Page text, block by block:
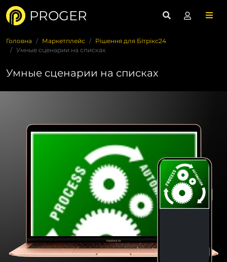
PROGER
Головна Маркетплейс
Рішення для Бітрікс24
Умные сценарии на списках
Умные сценарии на списках